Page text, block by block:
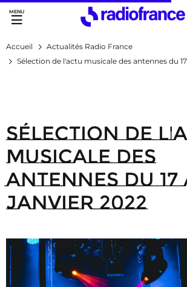
Accès direct :
Menu principal
Contenu
Accueil
Actualités Radio France
Sélection de l'actu musicale des antennes du
Sélection de
musicale des
antennes du 17
janvier 2022